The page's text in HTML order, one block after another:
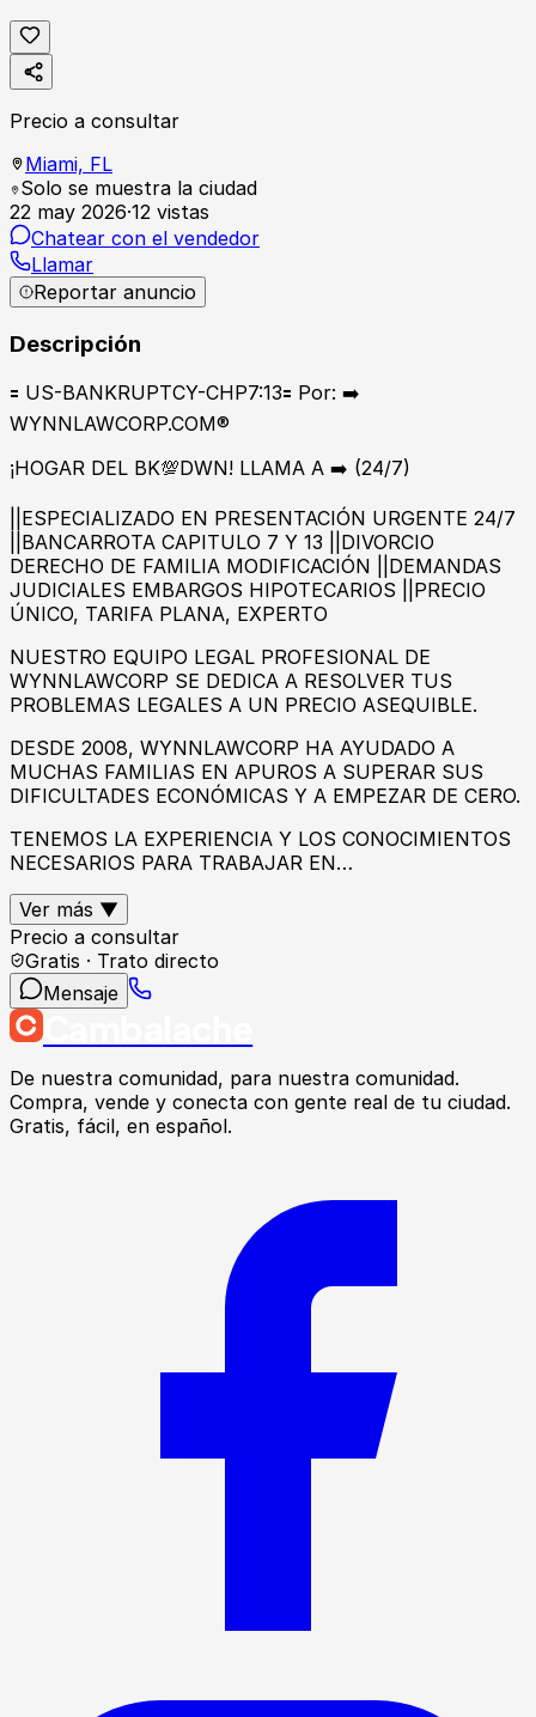
Precio a consultar
Miami, FL
Solo se muestra la ciudad
22 may 2026·12 vistas
Chatear con el vendedor
Llamar
Reportar anuncio
Descripción
🟰 US-BANKRUPTCY-CHP7:13🟰 Por: ➡️
WYNNLAWCORP.COM®
¡HOGAR DEL BK💯DWN! LLAMA A ➡️ (24/7)
||ESPECIALIZADO EN PRESENTACIÓN URGENTE 24/7
||BANCARROTA CAPITULO 7 Y 13 ||DIVORCIO
DERECHO DE FAMILIA MODIFICACIÓN ||DEMANDAS
JUDICIALES EMBARGOS HIPOTECARIOS ||PRECIO
ÚNICO, TARIFA PLANA, EXPERTO
NUESTRO EQUIPO LEGAL PROFESIONAL DE
WYNNLAWCORP SE DEDICA A RESOLVER TUS
PROBLEMAS LEGALES A UN PRECIO ASEQUIBLE.
DESDE 2008, WYNNLAWCORP HA AYUDADO A
MUCHAS FAMILIAS EN APUROS A SUPERAR SUS
DIFICULTADES ECONÓMICAS Y A EMPEZAR DE CERO.
TENEMOS LA EXPERIENCIA Y LOS CONOCIMIENTOS
NECESARIOS PARA TRABAJAR EN…
Ver más ▼
Precio a consultar
Gratis · Trato directo
Mensaje
De nuestra comunidad, para nuestra comunidad.
Compra, vende y conecta con gente real de tu ciudad.
Gratis, fácil, en español.